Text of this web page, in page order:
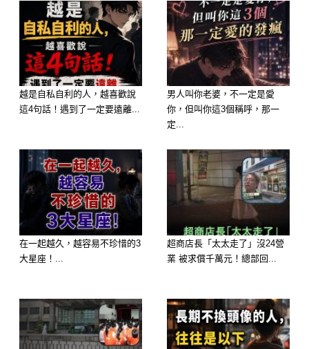
力且帶有一絲憂鬱氣質的人。 你擁有
豐富的內心世界，充滿藝術天賦和想像
力。你可能比較敏感，容易感受到細微
的情感變化，並渴望一段深刻而獨特的
關係。你通常給人一種神秘、引人探究
的感覺。
想知道愛情走向嗎？免費測算馬上知道
越是自私自利的人，越喜歡說
這4句話！遇到了一定要遠離...
男人叫你老婆，不一定是愛
你，但叫你這3個稱呼，那一
定...
在一起越久，越容易不珍惜的3
大星座！...
超商店長「太太走了」沒24營
業 被求償千萬元！總部回...